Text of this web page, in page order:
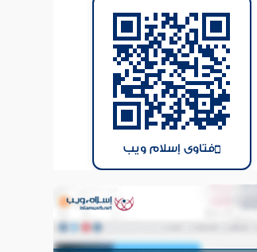
فتاوى إسلام ويب